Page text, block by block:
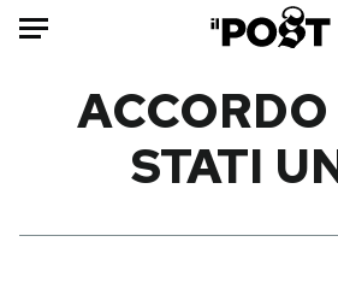
Mondo
Libri
STATI